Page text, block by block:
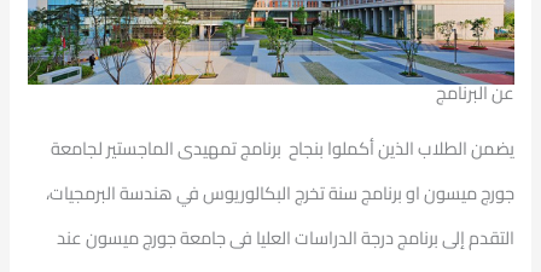
عن البرنامج
يضمن الطلاب الذين أكملوا بنجاح برنامج تمهيدى الماجستير لجامعة
جورج ميسون او برنامج سنة تخرج البكالوريوس في هندسة البرمجيات،
التقدم إلى برنامج درجة الدراسات العليا فى جامعة جورج ميسون عند